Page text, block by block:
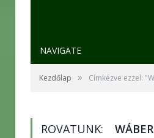
NAVIGATE
Kezdőlap » Címkézve ezzel:
ROVATUNK: